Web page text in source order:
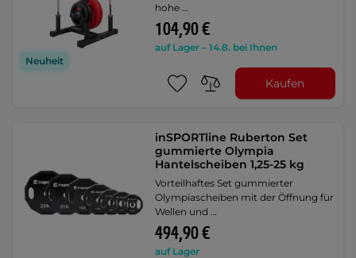
Neuheit
hohe …
104,90 €
auf Lager – 14.8. bei Ihnen
Kaufen
inSPORTline Ruberton Set
gummierte Olympia
Hantelscheiben 1,25-25 kg
Vorteilhaftes Set gummierter
Olympiascheiben mit der Öffnung für
Wellen und …
494,90 €
auf Lager